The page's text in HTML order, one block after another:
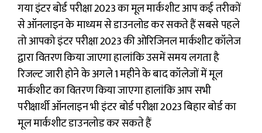
गया इंटर बोर्ड परीक्षा 2023 का मूल मार्कशीट आप कई तरीकों
से ऑनलाइन के माध्यम से डाउनलोड कर सकते हैं सबसे पहले
तो आपको इंटर परीक्षा 2023 की ओरिजिनल मार्कशीट कॉलेज
द्वारा वितरण किया जाएगा हालांकि उसमें समय लगता है
रिजल्ट जारी होने के अगले 1 महीने के बाद कॉलेजों में मूल
मार्कशीट का वितरण किया जाएगा हालांकि आप सभी
परीक्षार्थी ऑनलाइन भी इंटर बोर्ड परीक्षा 2023 बिहार बोर्ड का
मूल मार्कशीट डाउनलोड कर सकते हैं